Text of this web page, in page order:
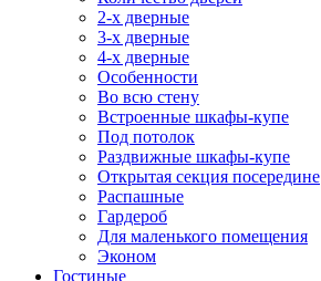
2-х дверные
3-х дверные
4-х дверные
Особенности
Во всю стену
Встроенные шкафы-купе
Под потолок
Раздвижные шкафы-купе
Открытая секция посередине
Распашные
Гардероб
Для маленького помещения
Эконом
Гостиные